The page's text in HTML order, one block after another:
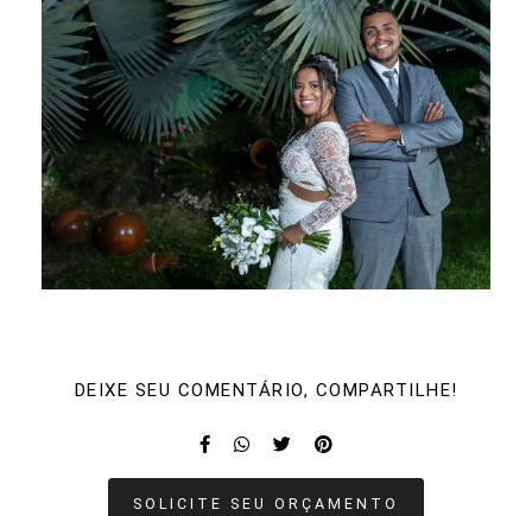
DEIXE SEU COMENTÁRIO, COMPARTILHE!
SOLICITE SEU ORÇAMENTO